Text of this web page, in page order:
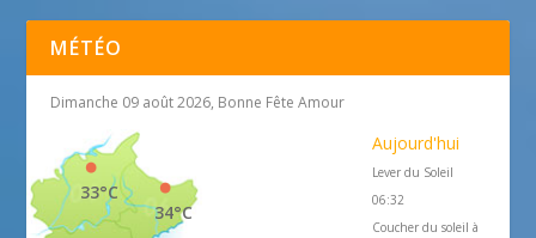
MÉTÉO
Dimanche 09 août 2026, Bonne Fête Amour
34°C
33°C
Aujourd'hui
Lever du Soleil
06:32
Coucher du soleil à